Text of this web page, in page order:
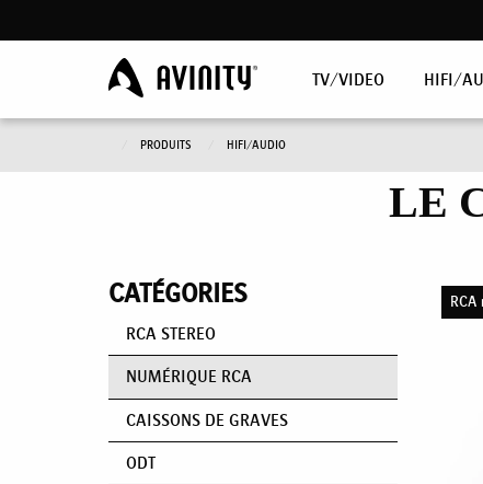
TV/VIDEO HIFI/
PRODUITS HIFI/AUDIO
LE
CATÉGORIES
RCA STEREO
NUMÉRIQUE RCA
CAISSONS DE GRAVES
ODT